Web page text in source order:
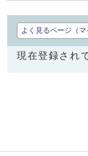
よく見るページ（
現在登録され